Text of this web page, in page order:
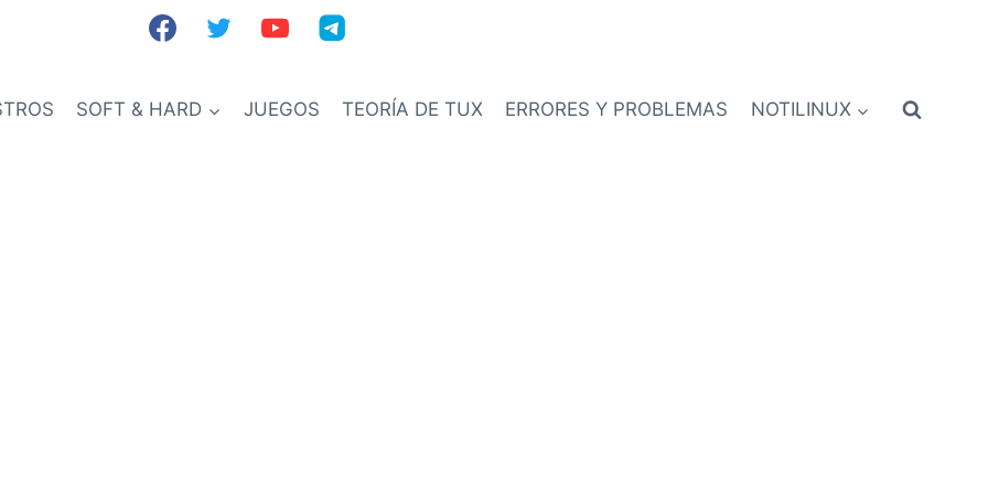
SOFT & HARD JUEGOS TEORÍA DE TUX ERRORES Y PROBLEMAS NOTILINUX